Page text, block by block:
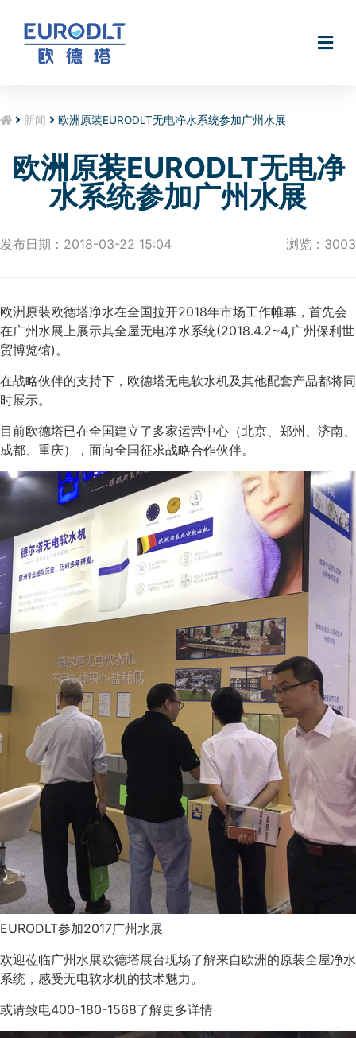
新闻 欧洲原装EURODLT无电净水系统参加广州水展
欧洲原装EURODLT无电净
水系统参加广州水展
发布日期：2018-03-22 15:04 浏览：3003
欧洲原装欧德塔净水在全国拉开2018年市场工作帷幕，首先会
在广州水展上展示其全屋无电净水系统(2018.4.2~4,广州保利世
贸博览馆)。
在战略伙伴的支持下，欧德塔无电软水机及其他配套产品都将同
时展示。
目前欧德塔已在全国建立了多家运营中心（北京、郑州、济南、
成都、重庆），面向全国征求战略合作伙伴。
EURODLT参加2017广州水展
欢迎莅临广州水展欧德塔展台现场了解来自欧洲的原装全屋净水
系统，感受无电软水机的技术魅力。
或请致电400-180-1568了解更多详情